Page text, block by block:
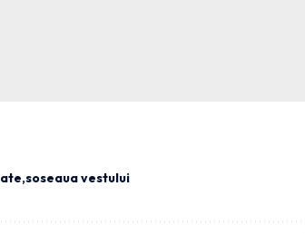
soseaua vestului